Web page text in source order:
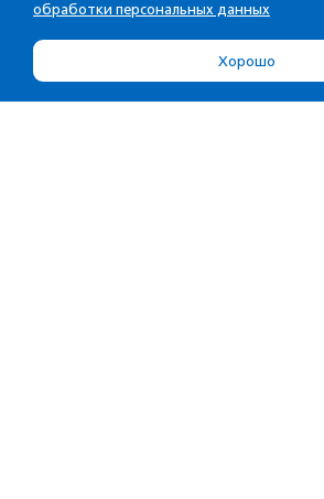
обработки персональных данных
Хорошо